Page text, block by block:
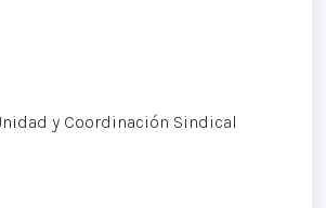
y Coordinación Sindical